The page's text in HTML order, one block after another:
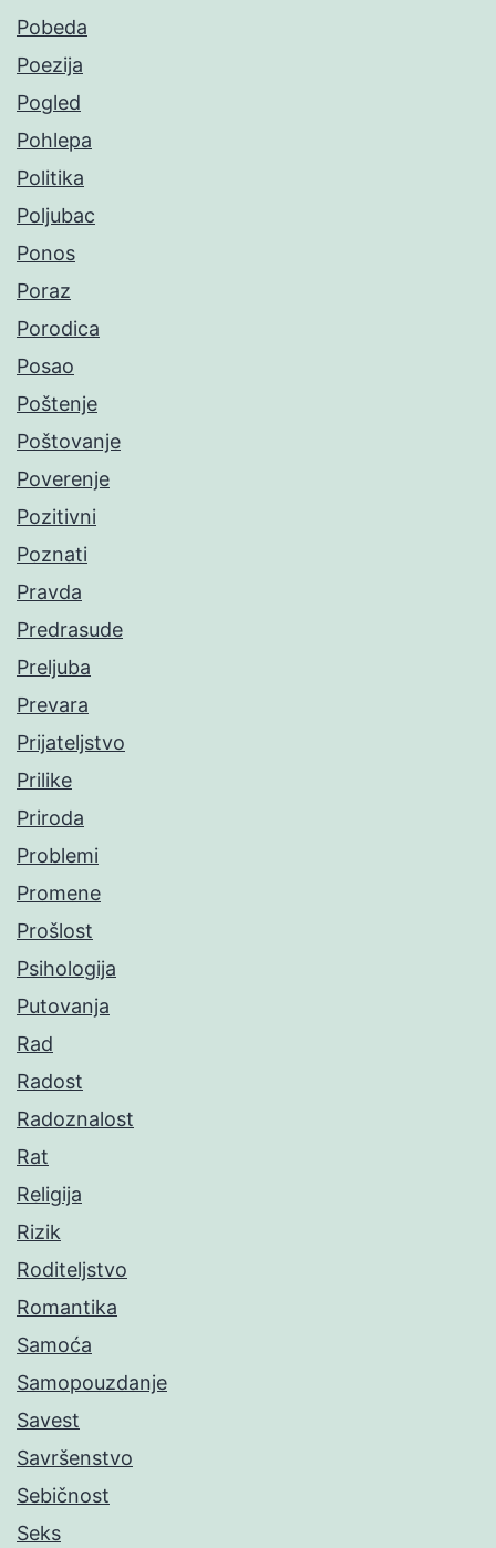
Pobeda
Poezija
Pogled
Pohlepa
Politika
Poljubac
Ponos
Poraz
Porodica
Posao
Poštenje
Poštovanje
Poverenje
Pozitivni
Poznati
Pravda
Predrasude
Preljuba
Prevara
Prijateljstvo
Prilike
Priroda
Problemi
Promene
Prošlost
Psihologija
Putovanja
Rad
Radost
Radoznalost
Rat
Religija
Rizik
Roditeljstvo
Romantika
Samoća
Samopouzdanje
Savest
Savršenstvo
Sebičnost
Seks